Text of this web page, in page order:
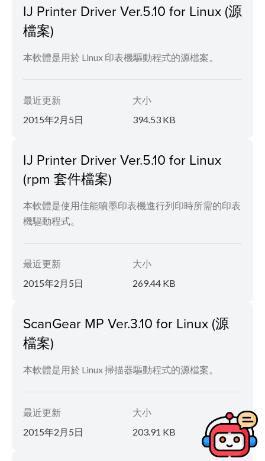
IJ Printer Driver Ver.5.10 for Linux (源
檔案)
本軟體是用於 Linux 印表機驅動程式的源檔案。
最近更新
2015年2月5日
大小
394.53 KB
IJ Printer Driver Ver.5.10 for Linux
(rpm 套件檔案)
本軟體是使用佳能噴墨印表機進行列印時所需的印表
機驅動程式。
最近更新
2015年2月5日
大小
269.44 KB
ScanGear MP Ver.3.10 for Linux (源
檔案)
本軟體是用於 Linux 掃描器驅動程式的源檔案。
最近更新
2015年2月5日
大小
203.91 KB